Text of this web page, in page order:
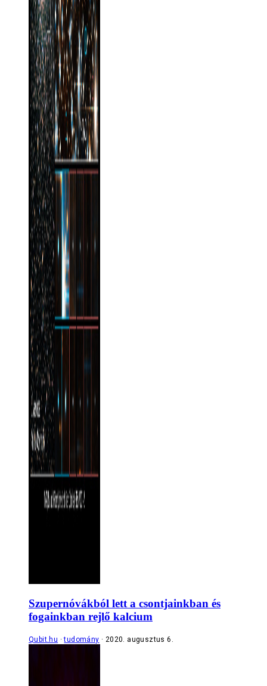
Szupernóvákból lett a csontjainkban és
fogainkban rejlő kalcium
Qubit.hu tudomány 2020. augusztus 6.